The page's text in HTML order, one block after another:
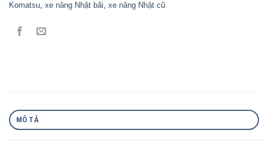
Komatsu, xe nâng Nhật bãi, xe nâng Nhật cũ
MÔ TẢ